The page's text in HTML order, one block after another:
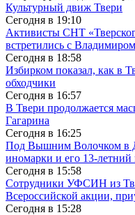
Культурный движ Твери
Сегодня в 19:10
Активисты СНТ
встретились с
Сегодня в 18:58
Избирком показал, как в
обходчики
Сегодня в 16:57
В Твери продолжается
Гагарина
Сегодня в 16:25
Под Вышним Волочком в
иномарки и его 13-летний
Сегодня в 15:58
Сотрудники УФСИН из
Всероссийской акции,
Сегодня в 15:28